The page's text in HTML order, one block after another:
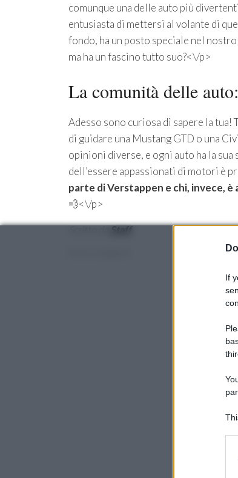
If
comunque una delle auto più
entusiasta di mettersi al volante di
fondo, ha un posto speciale nel nostro
ma ha un fascino tutto suo?<\/p>
La comunità delle
Adesso sono curiosa di sapere la
di guidare una Mustang GTD o una
opinioni diverse, e ogni auto ha la
dell’essere appassionati di motori è
parte di Verstappen e chi, invece,
💨<\/p>
Scritto daStaff